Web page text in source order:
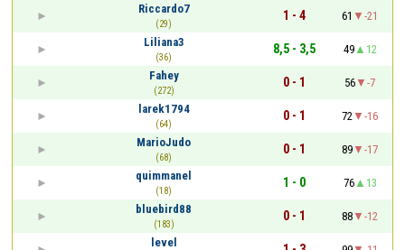
Riccardo7
(29)
1 - 4 61
-21
Liliana3
(36)
8,5 - 3,5 49
12
Fahey
(272)
0 - 1 56
-7
larek1794
(64)
0 - 1 72
-16
MarioJudo
(68)
0 - 1 89
-17
quimmanel
(18)
1 - 0 76
13
bluebird88
(183)
0 - 1 88
-12
level